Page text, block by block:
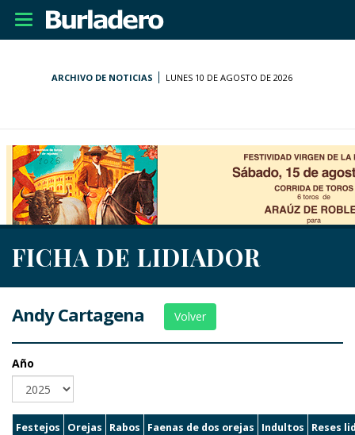
Desplegar
navegación
ARCHIVO DE NOTICIAS LUNES 10 DE AGOSTO DE 2026
FICHA DE LIDIADOR
Andy Cartagena Volver
Año
Festejos Orejas Rabos Faenas de dos orejas Indultos
Reses